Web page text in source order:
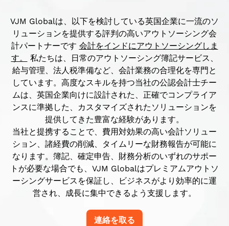
VJM Globalは、以下を検討している英国企業に一流のソ
リューションを提供する評判の高いアウトソーシング会
計パートナーです 会計をインドにアウトソーシングしま
す。
私たちは、日常のアウトソーシング簿記サービス、
給与管理、法人税準備など、会計業務の合理化を専門と
しています。高度なスキルを持つ当社の公認会計士チー
ムは、英国企業向けに設計された、正確でコンプライア
ンスに準拠した、カスタマイズされたソリューションを
提供してきた豊富な経験があります。
当社と提携することで、費用対効果の高い会計ソリュー
ション、諸経費の削減、タイムリーな財務報告が可能に
なります。簿記、確定申告、財務分析のいずれのサポー
トが必要な場合でも、VJM Globalはプレミアムアウトソ
ーシングサービスを保証し、ビジネスがより効率的に運
営され、成長に集中できるよう支援します。
連絡を取る